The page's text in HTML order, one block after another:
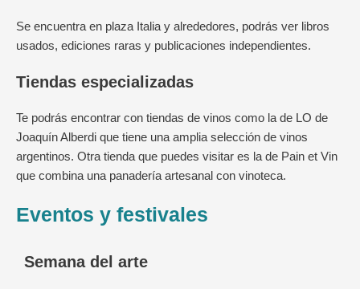
Se encuentra en plaza Italia y alrededores, podrás ver libros
usados, ediciones raras y publicaciones independientes.
Tiendas especializadas
Te podrás encontrar con tiendas de vinos como la de LO de
Joaquín Alberdi que tiene una amplia selección de vinos
argentinos. Otra tienda que puedes visitar es la de Pain et Vin
que combina una panadería artesanal con vinoteca.
Eventos y festivales
Semana del arte